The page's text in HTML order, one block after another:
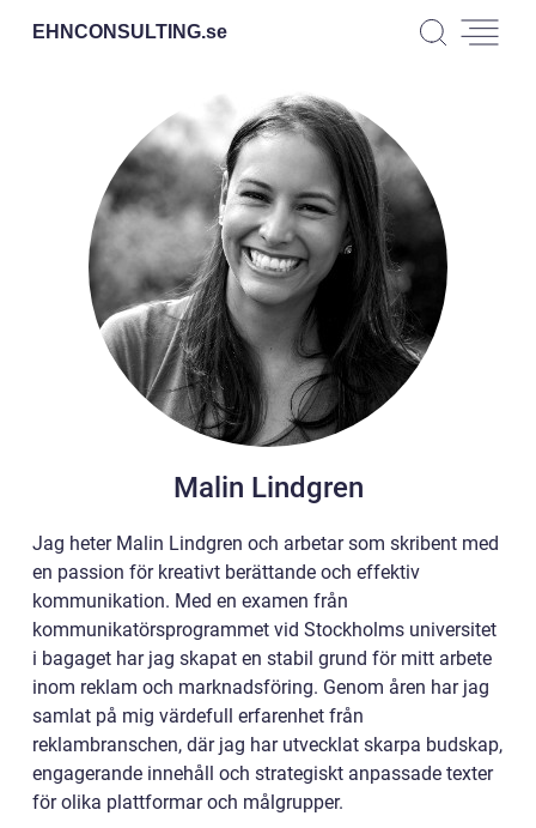
EHNCONSULTING.se
Malin Lindgren
Jag heter Malin Lindgren och arbetar som skribent med
en passion för kreativt berättande och effektiv
kommunikation. Med en examen från
kommunikatörsprogrammet vid Stockholms universitet
i bagaget har jag skapat en stabil grund för mitt arbete
inom reklam och marknadsföring. Genom åren har jag
samlat på mig värdefull erfarenhet från
reklambranschen, där jag har utvecklat skarpa budskap,
engagerande innehåll och strategiskt anpassade texter
för olika plattformar och målgrupper.